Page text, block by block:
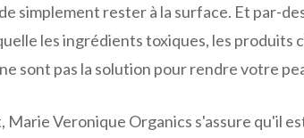
simplement rester à la surface. Et par-
les ingrédients toxiques, les produits
sont pas la solution pour rendre votre
Veronique Organics s'assure qu'il